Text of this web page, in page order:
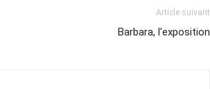
Article suivant
Barbara, l'exposition